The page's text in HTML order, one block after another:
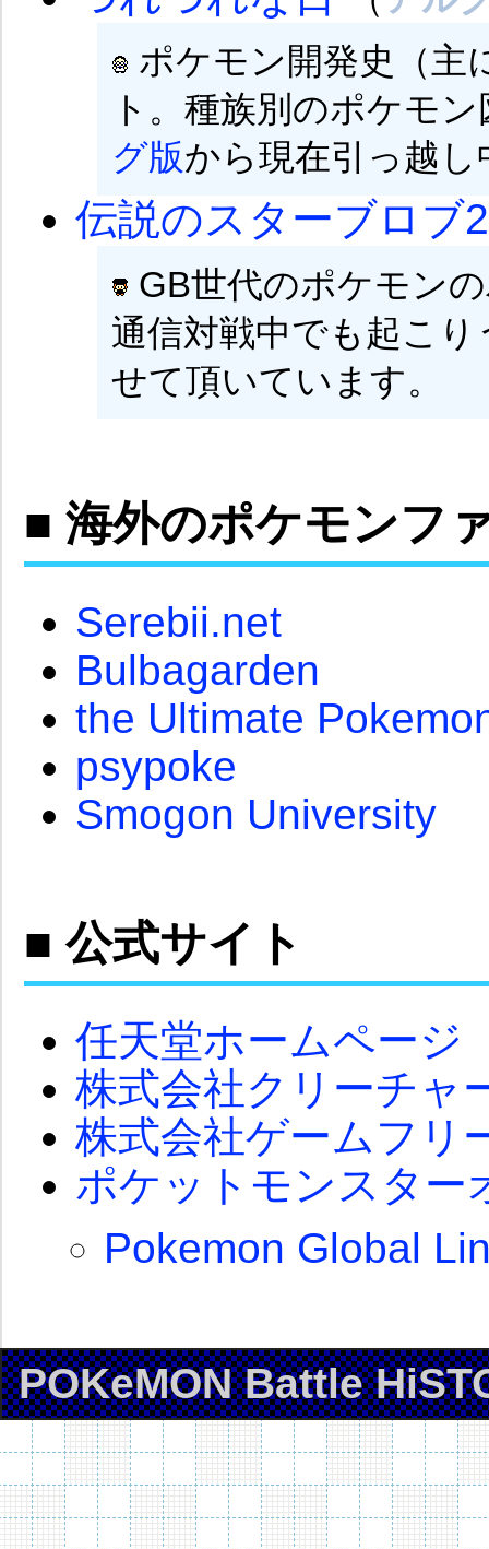
ポケモン開発史（主
ト。種族別のポケモ
グ版から現在引っ越し
伝説のスターブロブ2
GB世代のポケモン
通信対戦中でも起こ
せて頂いています。
■ 海外のポケモンフ
Serebii.net
Bulbagarden
the Ultimate
psypoke
Smogon University
■ 公式サイト
任天堂ホームページ
株式会社クリーチャ
株式会社ゲームフリ
ポケットモンスター
Pokemon Global
POKeMON Battle